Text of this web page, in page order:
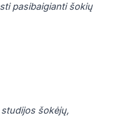
pasibaigianti šokių
šokėjų,